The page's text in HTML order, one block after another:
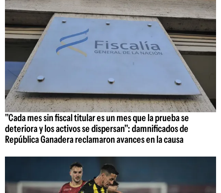
"Cada mes sin fiscal titular es un mes que la prueba se
deteriora y los activos se dispersan": damnificados de
República Ganadera reclamaron avances en la causa